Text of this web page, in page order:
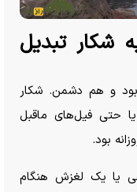
شکار تبدیل
بود و هم دشمن. شکار
حتی فیل‌های ماقبل
بود.
یا یک لغزش هنگام